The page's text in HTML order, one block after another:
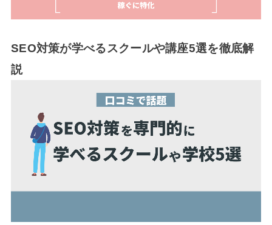
SEO対策が学べるスクールや講座5選を徹底解
説